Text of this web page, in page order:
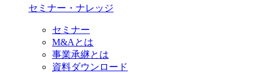
セミナー・ナレッジ
セミナー
M&Aとは
事業承継とは
資料ダウンロード